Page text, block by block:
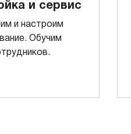
и сервис
и настроим
Обучим